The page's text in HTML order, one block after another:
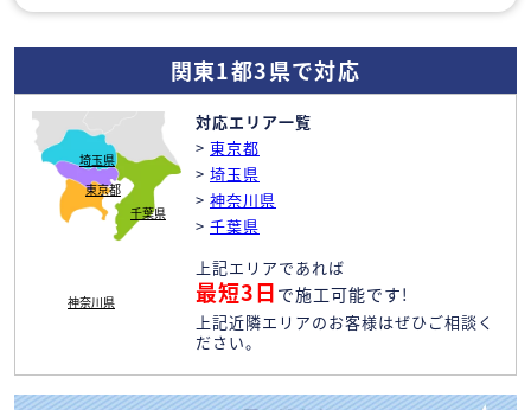
関東1都3県で対応
東京都
埼玉県
神奈川県
千葉県
対応エリア一覧
> 東京都
> 埼玉県
> 神奈川県
> 千葉県
上記エリアであれば
最短3日 で施工可能です!
上記近隣エリアのお客様はぜひご相談く
ださい。